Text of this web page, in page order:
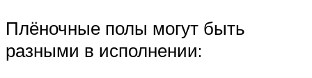
Плёночные полы могут быть
разными в исполнении: